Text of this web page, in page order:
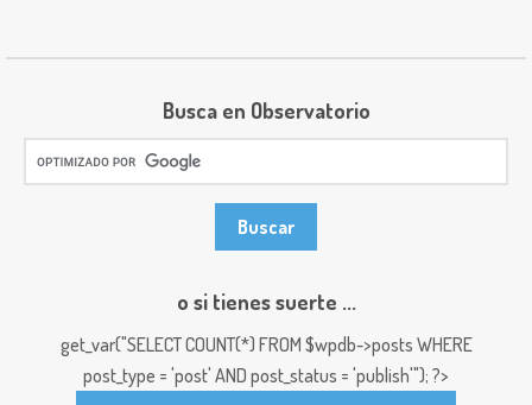
Busca en Observatorio
o si tienes suerte ...
get_var("SELECT COUNT(*) FROM $wpdb->posts WHERE
post_type = 'post' AND post_status = 'publish'"); ?>